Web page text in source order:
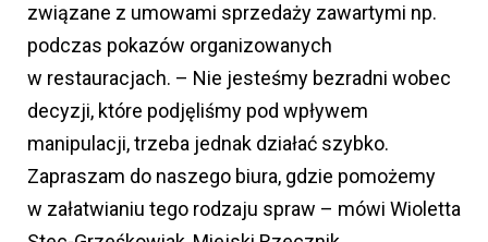
związane z umowami sprzedaży zawartymi np.
podczas pokazów organizowanych
w restauracjach. – Nie jesteśmy bezradni wobec
decyzji, które podjęliśmy pod wpływem
manipulacji, trzeba jednak działać szybko.
Zapraszam do naszego biura, gdzie pomożemy
w załatwianiu tego rodzaju spraw – mówi Wioletta